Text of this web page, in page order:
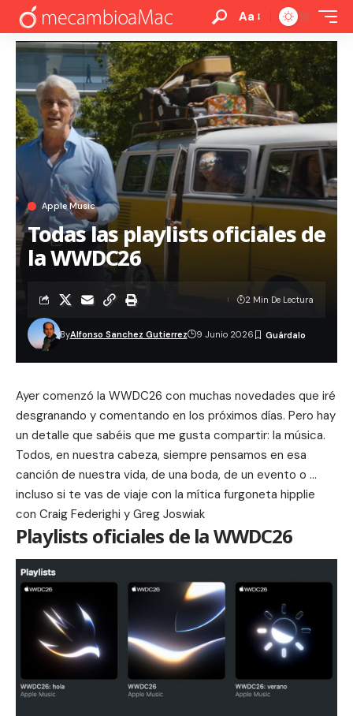
Aa
Apple Music
Todas las playlists oficiales de
la WWDC26
ByAlfonso Sanchez Gutierrez 9 Junio 2026
2 Min De Lectura
Ayer comenzó la WWDC26 con muchas novedades que iré
desgranando y comentando en los próximos días. Pero hay
un detalle que sabéis que me gusta compartir: la música.
Todos, en nuestra cabeza, siempre pensamos en esa
canción de nuestra vida, de una boda, de un evento o …
incluso si te vas de viaje con la mítica furgoneta hipplie
con Craig Federighi y Greg Joswiak
Playlists oficiales de la WWDC26